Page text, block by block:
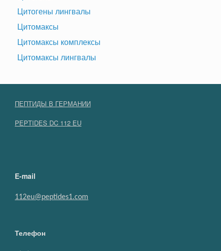
Цитогены лингвалы
Цитомаксы
Цитомаксы комплексы
Цитомаксы лингвалы
ПЕПТИДЫ В ГЕРМАНИИ
PEPTIDES DC 112 EU
E-mail
112eu@peptides1.com
Телефон